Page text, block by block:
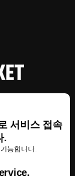
서비스 접속
.
능합니다.